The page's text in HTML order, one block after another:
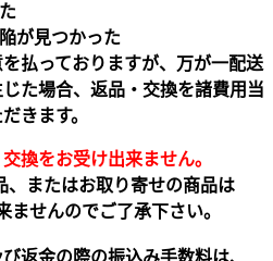
が見つかった
払っておりますが、万が一配送
た場合、返品・交換を諸費用当
きます。
換をお受け出来ません｡
、またはお取り寄せの商品は
ませんのでご了承下さい。
返金の際の振込み手数料は、